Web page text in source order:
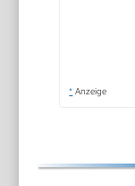
* Anzeige